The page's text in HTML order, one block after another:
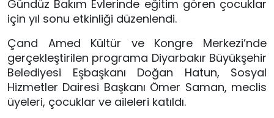
Gündüz Bakım Evlerinde eğitim gören çocuklar
için yıl sonu etkinliği düzenlendi.
Çand Amed Kültür ve Kongre Merkezi’nde
gerçekleştirilen programa Diyarbakır Büyükşehir
Belediyesi Eşbaşkanı Doğan Hatun, Sosyal
Hizmetler Dairesi Başkanı Ömer Saman, meclis
üyeleri, çocuklar ve aileleri katıldı.